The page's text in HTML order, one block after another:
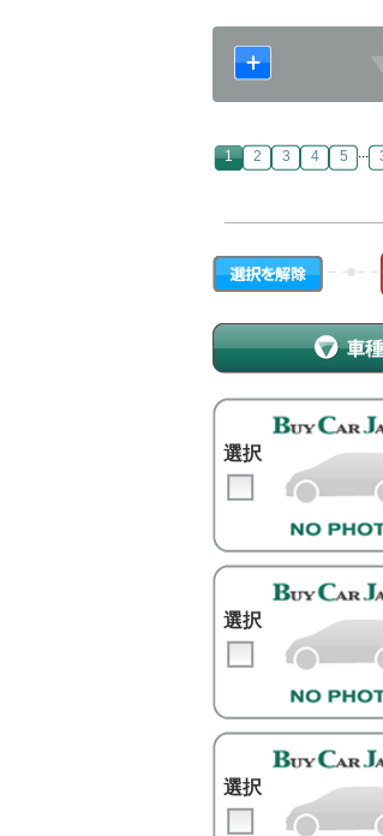
1 2 3 4 5 ...
選択
選択
選択